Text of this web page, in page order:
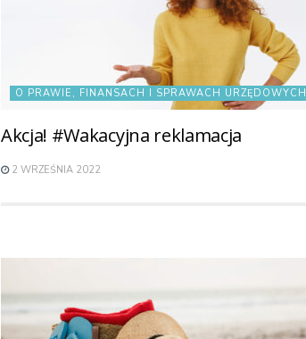
O PRAWIE, FINANSACH I SPRAWACH URZĘDOWYCH
Akcja! #Wakacyjna reklamacja
2 WRZEŚNIA 2022